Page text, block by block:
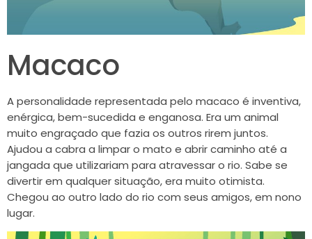
Macaco
A personalidade representada pelo macaco é inventiva,
enérgica, bem-sucedida e enganosa. Era um animal
muito engraçado que fazia os outros rirem juntos.
Ajudou a cabra a limpar o mato e abrir caminho até a
jangada que utilizariam para atravessar o rio. Sabe se
divertir em qualquer situação, era muito otimista.
Chegou ao outro lado do rio com seus amigos, em nono
lugar.